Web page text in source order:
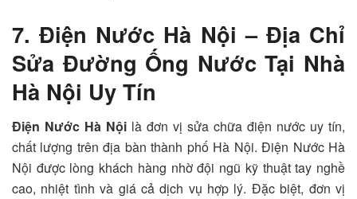
7. Điện Nước Hà Nội – Địa Chỉ
Sửa Đường Ống Nước Tại Nhà
Hà Nội Uy Tín
Điện Nước Hà Nội là đơn vị sửa chữa điện nước uy tín,
chất lượng trên địa bàn thành phố Hà Nội. Điện Nước Hà
Nội được lòng khách hàng nhờ đội ngũ kỹ thuật tay nghề
cao, nhiệt tình và giá cả dịch vụ hợp lý. Đặc biệt, đơn vị